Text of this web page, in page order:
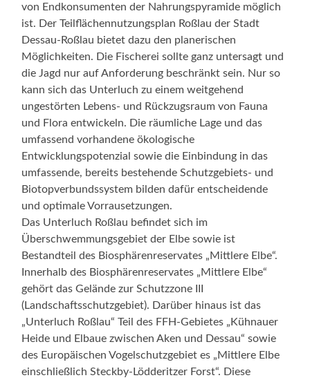
von Endkonsumenten der Nahrungspyramide möglich
ist. Der Teilflächennutzungsplan Roßlau der Stadt
Dessau-Roßlau bietet dazu den planerischen
Möglichkeiten. Die Fischerei sollte ganz untersagt und
die Jagd nur auf Anforderung beschränkt sein. Nur so
kann sich das Unterluch zu einem weitgehend
ungestörten Lebens- und Rückzugsraum von Fauna
und Flora entwickeln. Die räumliche Lage und das
umfassend vorhandene ökologische
Entwicklungspotenzial sowie die Einbindung in das
umfassende, bereits bestehende Schutzgebiets- und
Biotopverbundssystem bilden dafür entscheidende
und optimale Vorrausetzungen.
Das Unterluch Roßlau befindet sich im
Überschwemmungsgebiet der Elbe sowie ist
Bestandteil des Biosphärenreservates „Mittlere Elbe“.
Innerhalb des Biosphärenreservates „Mittlere Elbe“
gehört das Gelände zur Schutzzone III
(Landschaftsschutzgebiet). Darüber hinaus ist das
„Unterluch Roßlau“ Teil des FFH-Gebietes „Kühnauer
Heide und Elbaue zwischen Aken und Dessau“ sowie
des Europäischen Vogelschutzgebiet es „Mittlere Elbe
einschließlich Steckby-Lödderitzer Forst“. Diese